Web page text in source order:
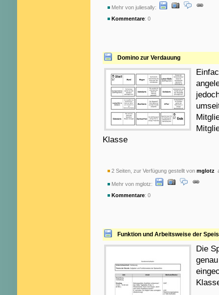
Mehr von juliesally:
Kommentare: 0
Domino zur Verdauung
Klasse
2 Seiten, zur Verfügung gestellt von mglotz
Mehr von mglotz:
Kommentare: 0
Funktion und Arbeitsweise der
Die